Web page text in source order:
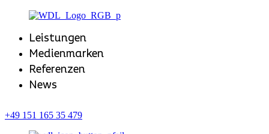
Leistungen
Medienmarken
Referenzen
News
+49 151 165 35 479